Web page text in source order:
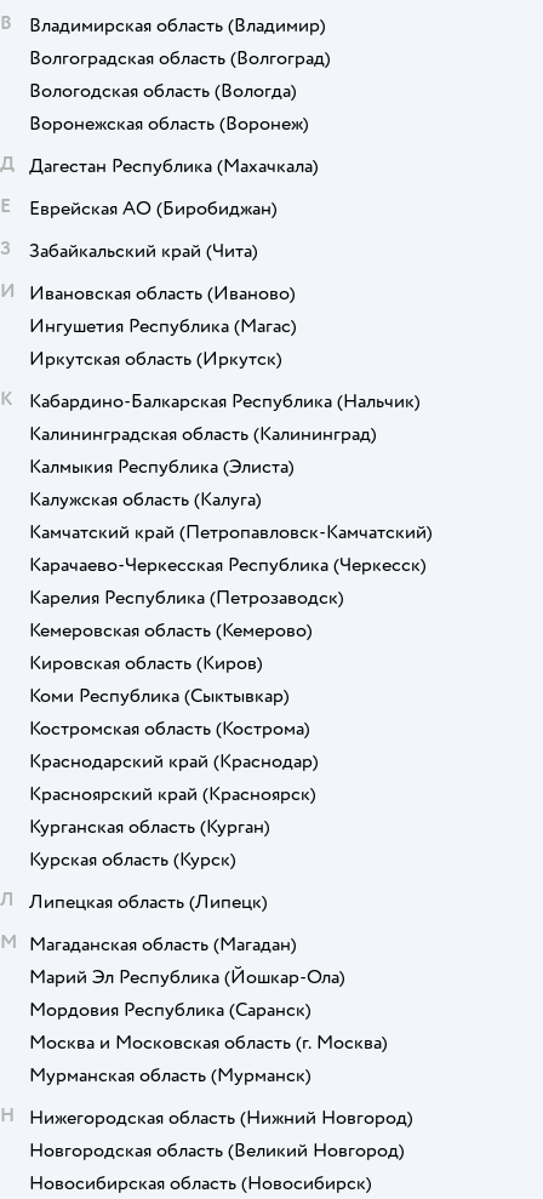
В
Владимирская область (Владимир)
Волгоградская область (Волгоград)
Вологодская область (Вологда)
Воронежская область (Воронеж)
Д Дагестан Республика (Махачкала)
Е
Еврейская АО (Биробиджан)
З
Забайкальский край (Чита)
И
Ивановская область (Иваново)
Ингушетия Республика (Магас)
Иркутская область (Иркутск)
К
Кабардино-Балкарская Республика (Нальчик)
Калининградская область (Калининград)
Калмыкия Республика (Элиста)
Калужская область (Калуга)
Камчатский край (Петропавловск-Камчатский)
Карачаево-Черкесская Республика (Черкесск)
Карелия Республика (Петрозаводск)
Кемеровская область (Кемерово)
Кировская область (Киров)
Коми Республика (Сыктывкар)
Костромская область (Кострома)
Краснодарский край (Краснодар)
Красноярский край (Красноярск)
Курганская область (Курган)
Курская область (Курск)
Л
Липецкая область (Липецк)
М Магаданская область (Магадан)
Марий Эл Республика (Йошкар-Ола)
Мордовия Республика (Саранск)
Москва и Московская область (г. Москва)
Мурманская область (Мурманск)
Н
Нижегородская область (Нижний Новгород)
Новгородская область (Великий Новгород)
Новосибирская область (Новосибирск)